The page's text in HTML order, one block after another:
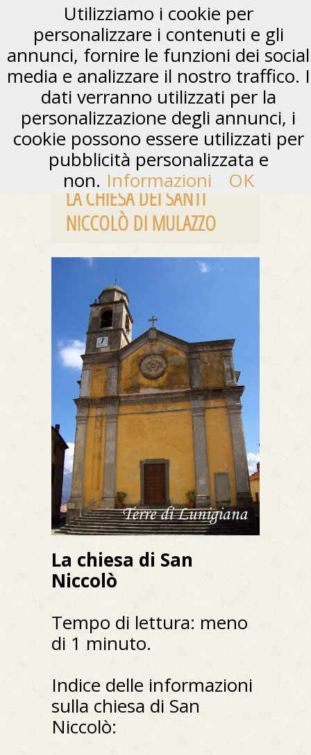
LA CHIESA DEI SANTI
NICCOLÒ DI MULAZZO
La chiesa di San
Niccolò
Tempo di lettura: meno
di 1 minuto.
Indice delle informazioni
sulla chiesa di San
Niccolò:
Utilizziamo i cookie per
personalizzare i contenuti e gli
annunci, fornire le funzioni dei social
media e analizzare il nostro traffico. I
dati verranno utilizzati per la
personalizzazione degli annunci, i
cookie possono essere utilizzati per
pubblicità personalizzata e
non. Informazioni OK